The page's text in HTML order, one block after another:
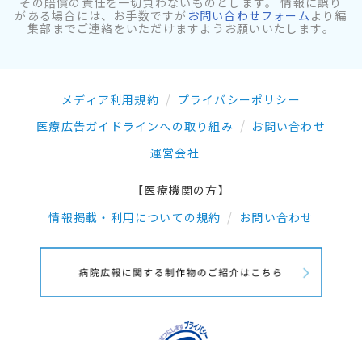
がある場合には、お手数ですが お問い合わせフォーム より編
集部までご連絡をいただけますようお願いいたします。
メディア利用規約
プライバシーポリシー
医療広告ガイドラインへの取り組み
お問い合わせ
運営会社
【医療機関の方】
情報掲載・利用についての規約
お問い合わせ